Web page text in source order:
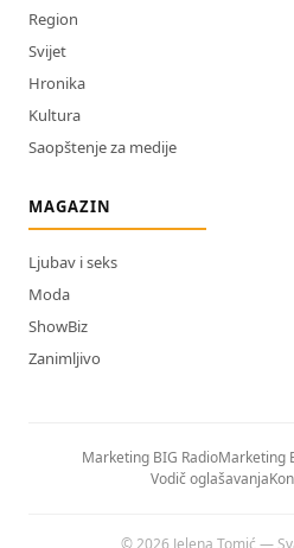
Region
Svijet
Hronika
Kultura
Saopštenje za medije
MAGAZIN
Ljubav i seks
Moda
ShowBiz
Zanimljivo
Marketing BIG RadioMarketing
Vodič oglašavanja
© 2026 Jelena Tomić —